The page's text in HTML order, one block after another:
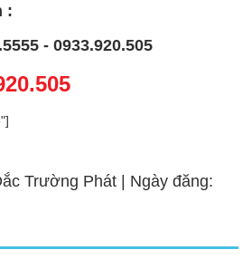
:
- 0933.920.505
Trường Phát | Ngày đăng: